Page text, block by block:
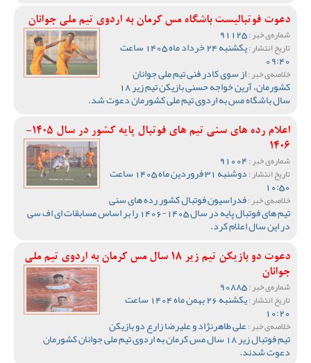
دعوت فوتبالیست باشگاه مس کرمان به اردوی تیم ملی جوانان
شماره‌ی خبر :
تاریخ انتشار : یکشنبه 24 خرداد ماه 1405 ساعت
09:40
خلاصه‌ی خبر :از سوی کادر فنی تیم ملی جوانان
کشورمان، آرین خواجه حسنی بازیکن تیم زیر 18
سال باشگاه مس به اردوی تیم ملی کشورمان دعوت شد.
اعلام رده های سنی تیم های فوتبال پایه کشور در سال 1405-
1406
شماره‌ی خبر :
تاریخ انتشار : دوشنبه 31 فروردین ماه 1405 ساعت
10:50
خلاصه‌ی خبر :فدراسیون فوتبال کشور رده های سنی
تیم های فوتبال پایه در سال 1405-1406 را بر اساس مسابقات ای اف سی
در این سال اعلام کرد.
دعوت دو بازیکن تیم زیر 18 سال مس کرمان به اردوی تیم ملی
جوانان
شماره‌ی خبر :
تاریخ انتشار : یکشنبه 26 بهمن ماه 1404 ساعت
10:20
خلاصه‌ی خبر :علی طاهرنژاد و علیرضا زارع دو بازیکن
تیم فوتبال زیر 18 سال مس کرمان به اردوی تیم ملی جوانان کشورمان
دعوت شدند.